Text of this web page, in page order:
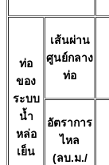
ท่อ
ของ
ระบบ
น้ำ
หล่อ
เย็น
เส้นผ่าน
ศูนย์กลาง
ท่อ
อัตราการ
ไหล
(ลบ.ม./